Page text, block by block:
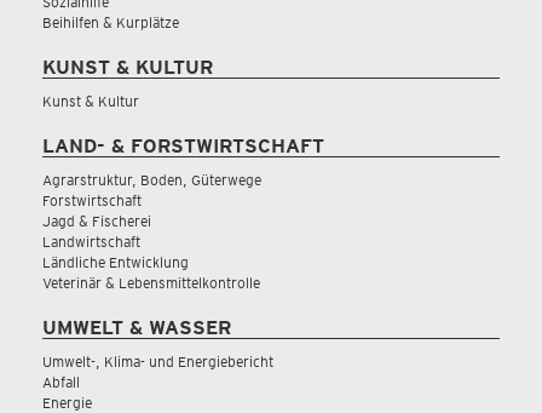
Beihilfen & Kurplätze
KUNST & KULTUR
Kunst & Kultur
LAND- & FORSTWIRTSCHAFT
Agrarstruktur, Boden, Güterwege
Forstwirtschaft
Jagd & Fischerei
Landwirtschaft
Ländliche Entwicklung
Veterinär & Lebensmittelkontrolle
UMWELT & WASSER
Umwelt-, Klima- und Energiebericht
Abfall
Energie